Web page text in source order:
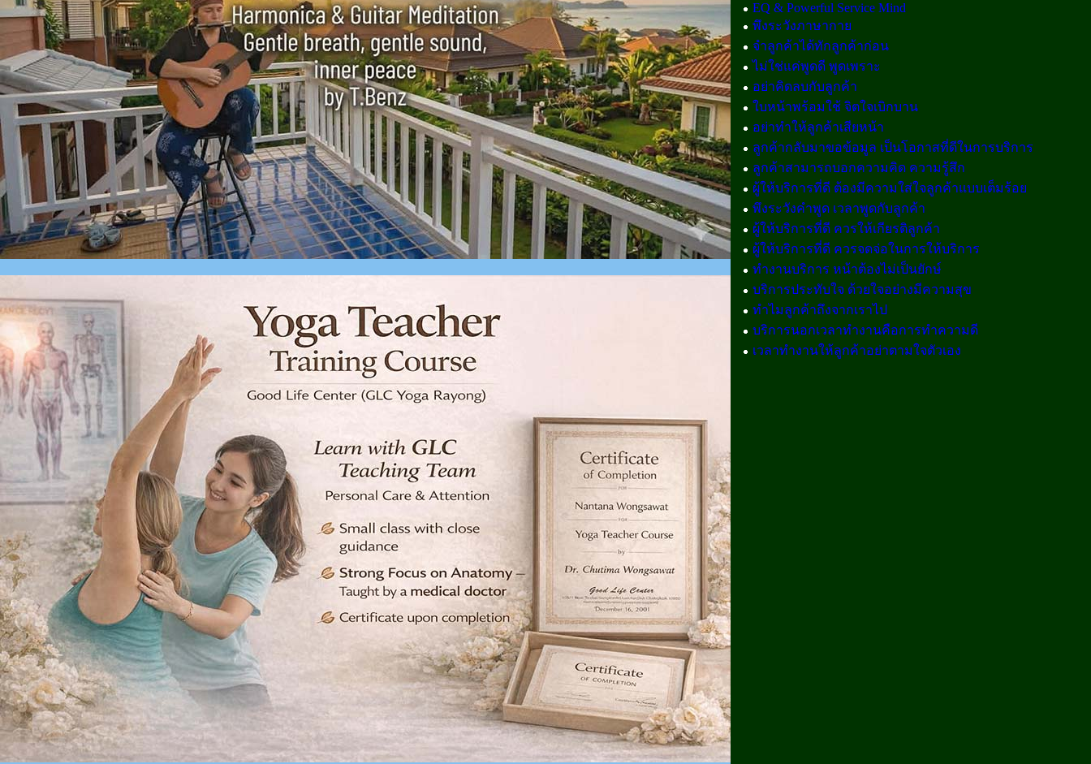
EQ & Powerful Service Mind
พึงระวังภาษากาย
จำลูกค้าได้ทักลูกค้าก่อน
ไม่ใช่แค่พูดดี พูดเพราะ
อย่าคิดลบกับลูกค้า
ใบหน้าพร้อมใช้ จิตใจเบิกบาน
อย่าทำให้ลูกค้าเสียหน้า
ลูกค้ากลับมาขอข้อมูล เป็นโอกาสที่ดีในการบริการ
ลูกค้าสามารถบอกความคิด ความรู้สึก
ผู้ให้บริการที่ดี ต้องมีความใส่ใจลูกค้าแบบเต็มร้อย
พึงระวังคำพูด เวลาพูดกับลูกค้า
ผู้ให้บริการที่ดี ควรให้เกียรติลูกค้า
ผู้ให้บริการที่ดี ควรจดจ่อในการให้บริการ
ทำงานบริการ หน้าต้องไม่เป็นยักษ์
บริการประทับใจ ด้วยใจอย่างมีความสุข
ทำไมลูกค้าถึงจากเราไป
บริการนอกเวลาทำงานคือการทำความดี
เวลาทำงานให้ลูกค้าอย่าตามใจตัวเอง